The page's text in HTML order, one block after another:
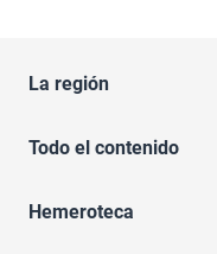
La región
Todo el contenido
Hemeroteca